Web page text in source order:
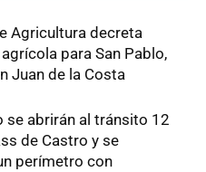
Agricultura decreta
para San Pablo,
Juan de la Costa
se abrirán al tránsito 12
de Castro y se
perímetro con